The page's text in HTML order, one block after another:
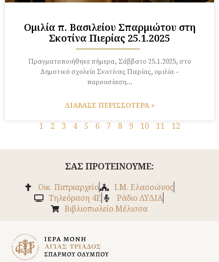
Ομιλία π. Βασιλείου Σπαρμιώτου στη
Σκοτίνα Πιερίας 25.1.2025
Πραγματοποιήθηκε σήμερα, Σάββατο 25.1.2025, στο
Δημοτικό σχολείο Σκοτίνας Πιερίας, ομιλία –
παρουσίαση…
ΔΙΑΒΑΣΕ ΠΕΡΙΣΣΟΤΕΡΑ »
1 2 3 4 5 6 7 8 9 10 11 12
ΣΑΣ ΠΡΟΤΕΙΝΟΥΜΕ:
Οικ. Πατριαρχείο
Ι.Μ. Ελασσώνος
Tηλεόραση 4Ε
Ράδιο ΛΥΔΙΑ
Βιβλιοπωλείο Μέλισσα